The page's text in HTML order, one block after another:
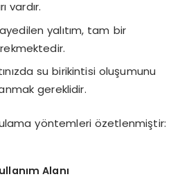
vardır.
yalıtım, tam bir
su birikintisi oluşumunu
gereklidir.
yöntemleri özetlenmiştir:
Alanı